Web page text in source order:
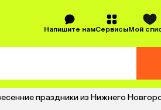
Напишите намСервисыМой
праздники из Нижнего